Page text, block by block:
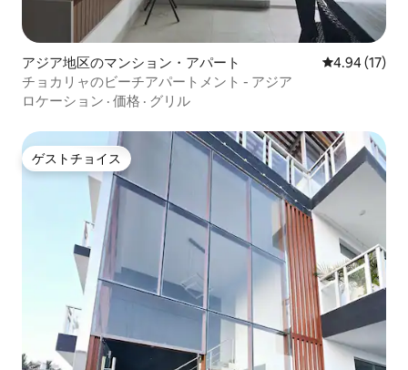
アジア地区のマンション・アパート レビュー17
4.94 (17)
チョカリャのビーチアパートメント - アジア
ロケーション · 価格 · グリル
ゲストチョイス
ゲストチョイス